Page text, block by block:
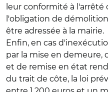
leur conformité à
l'obligation de
être adressée à la mairie.
Enfin, en cas
par la mise en demeure,
et de remise en état
du trait de côte, la loi